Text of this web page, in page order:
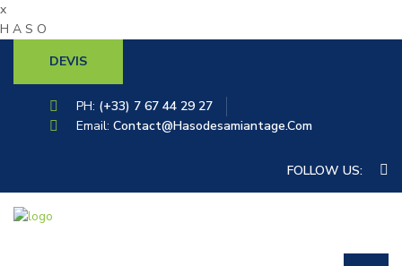
x
H A S O
DEVIS
PH: (+33) 7 67 44 29 27
Email: Contact@hasodesamiantage.com
FOLLOW US: